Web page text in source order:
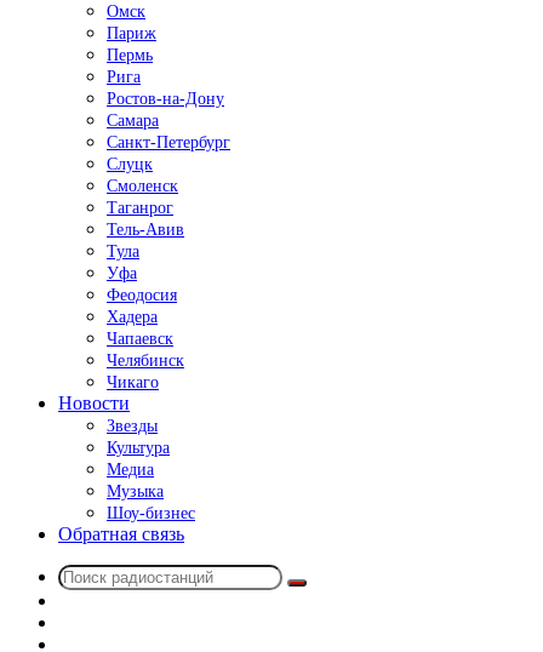
Омск
Париж
Пермь
Рига
Ростов-на-Дону
Самара
Санкт-Петербург
Слуцк
Смоленск
Таганрог
Тель-Авив
Тула
Уфа
Феодосия
Хадера
Чапаевск
Челябинск
Чикаго
Новости
Звезды
Культура
Медиа
Музыка
Шоу-бизнес
Обратная связь
Поиск